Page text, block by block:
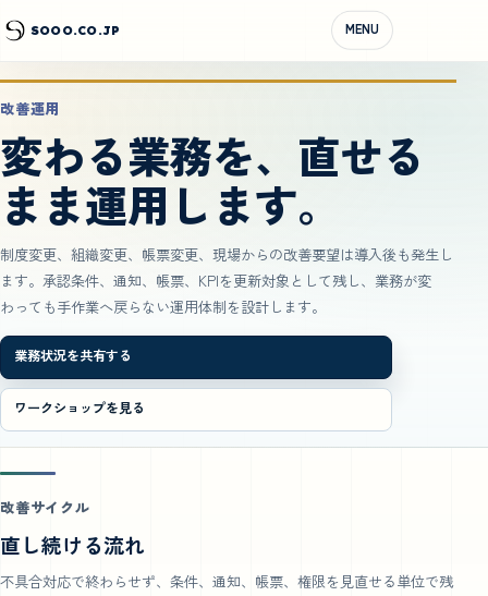
SOOO.CO.JP MENU
改善運用
変わる業務を、直せる
まま運用します。
制度変更、組織変更、帳票変更、現場からの改善要望は導入後も発生し
ます。承認条件、通知、帳票、KPIを更新対象として残し、業務が変
わっても手作業へ戻らない運用体制を設計します。
業務状況を共有する
ワークショップを見る
改善サイクル
直し続ける流れ
不具合対応で終わらせず、条件、通知、帳票、権限を見直せる単位で残